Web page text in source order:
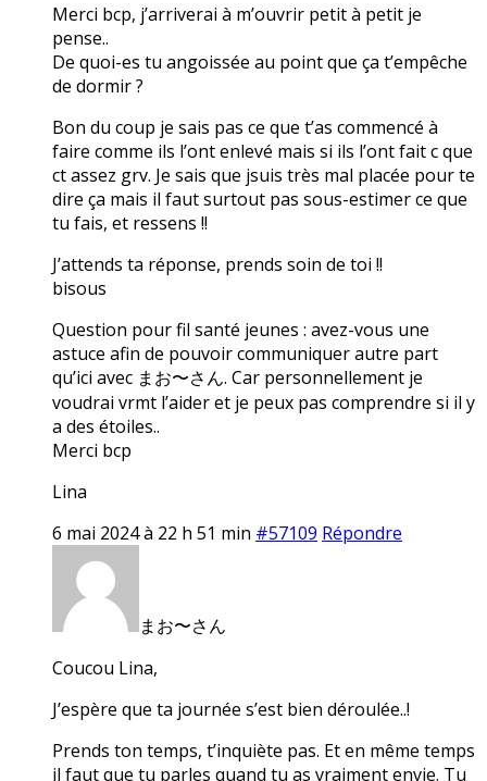
Merci bcp, j’arriverai à m’ouvrir petit à petit je
pense..
De quoi-es tu angoissée au point que ça t’empêche
de dormir ?
Bon du coup je sais pas ce que t’as commencé à
faire comme ils l’ont enlevé mais si ils l’ont fait c que
ct assez grv. Je sais que jsuis très mal placée pour te
dire ça mais il faut surtout pas sous-estimer ce que
tu fais, et ressens !!
J’attends ta réponse, prends soin de toi !!
bisous
Question pour fil santé jeunes : avez-vous une
astuce afin de pouvoir communiquer autre part
qu’ici avec まお〜さん. Car personnellement je
voudrai vrmt l’aider et je peux pas comprendre si il y
a des étoiles..
Merci bcp
Lina
6 mai 2024 à 22 h 51 min #57109 Répondre
まお〜さん
Coucou Lina,
J’espère que ta journée s’est bien déroulée..!
Prends ton temps, t’inquiète pas. Et en même temps
il faut que tu parles quand tu as vraiment envie. Tu